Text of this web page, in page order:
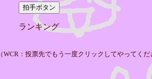
ランキング
（WCR：投票先でもう一度クリックしてやってくだ